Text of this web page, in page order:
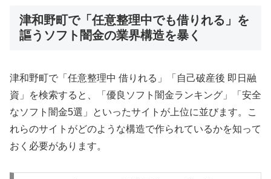
津和野町で「任意整理中でも借りれる」を
謳うソフト闇金の業界構造を暴く
津和野町で「任意整理中 借りれる」「自己破産後 即日融
資」を検索すると、「優良ソフト闇金ランキング」「安全
なソフト闇金5選」といったサイトが上位に並びます。こ
れらのサイトがどのような構造で作られているかを知って
おく必要があります。